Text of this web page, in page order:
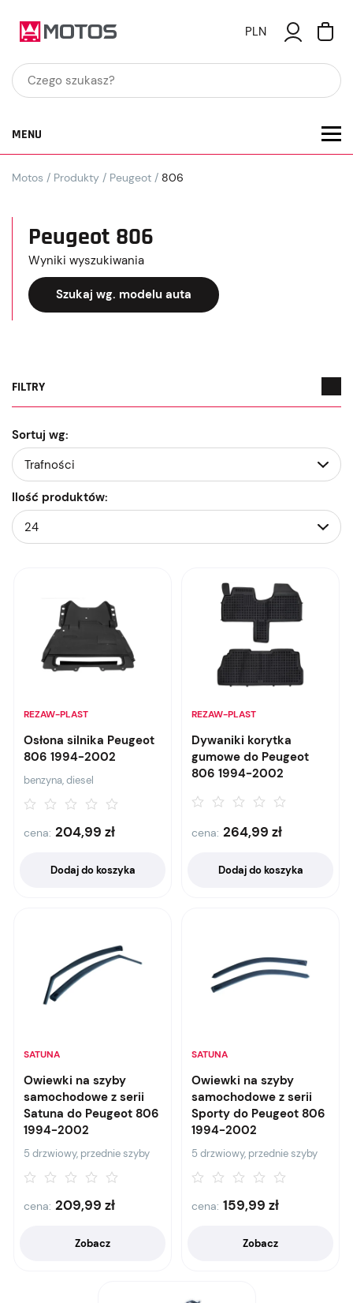
PLN
MENU
Motos / Produkty / Peugeot / 806
Peugeot 806
Wyniki wyszukiwania
Szukaj wg. modelu auta
FILTRY
Ilość produktów:
Sortuj wg:
REZAW-PLAST
Osłona silnika Peugeot
806 1994-2002
benzyna, diesel
cena: 204,99 zł
Dodaj do koszyka
REZAW-PLAST
Dywaniki korytka
gumowe do Peugeot
806 1994-2002
cena: 264,99 zł
Dodaj do koszyka
SATUNA
Owiewki na szyby
samochodowe z serii
Satuna do Peugeot 806
1994-2002
5 drzwiowy, przednie szyby
cena: 209,99 zł
Zobacz
SATUNA
Owiewki na szyby
samochodowe z serii
Sporty do Peugeot 806
1994-2002
5 drzwiowy, przednie szyby
cena: 159,99 zł
Zobacz